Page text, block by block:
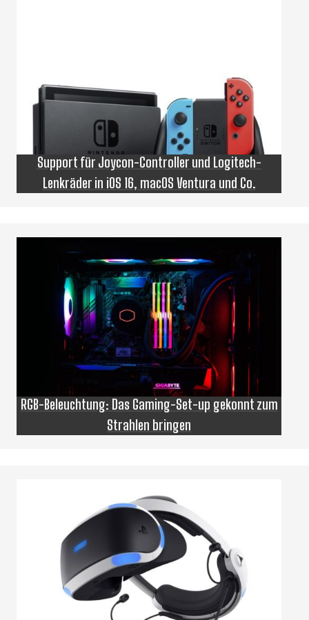
Support für Joycon-Controller und Logitech-
Lenkräder in iOS 16, macOS Ventura und Co.
RGB-Beleuchtung: Das Gaming-Set-up gekonnt zum
Strahlen bringen